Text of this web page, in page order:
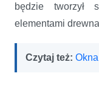
będzie tworzył
elementami
Czytaj też: